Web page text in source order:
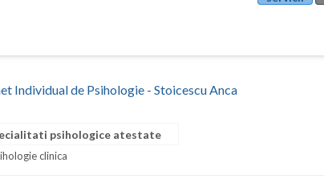
Individual de Psihologie - Stoicescu Anca
psihologice atestate
clinica